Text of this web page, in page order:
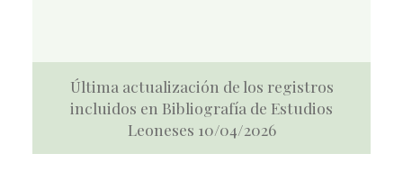
Última actualización de los registros
incluidos en Bibliografía de Estudios
Leoneses 10/04/2026